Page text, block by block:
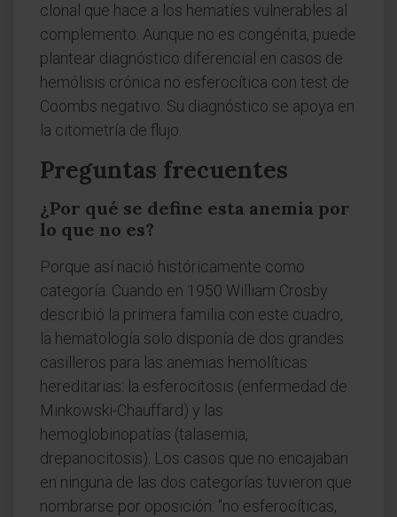
clonal que hace a los hematíes vulnerables al
complemento. Aunque no es congénita, puede
plantear diagnóstico diferencial en casos de
hemólisis crónica no esferocítica con test de
Coombs negativo. Su diagnóstico se apoya en
la citometría de flujo.
Preguntas frecuentes
¿Por qué se define esta anemia por
lo que no es?
Porque así nació históricamente como
categoría. Cuando en 1950 William Crosby
describió la primera familia con este cuadro,
la hematología solo disponía de dos grandes
casilleros para las anemias hemolíticas
hereditarias: la esferocitosis (enfermedad de
Minkowski-Chauffard) y las
hemoglobinopatías (talasemia,
drepanocitosis). Los casos que no encajaban
en ninguna de las dos categorías tuvieron que
nombrarse por oposición: "no esferocíticas,